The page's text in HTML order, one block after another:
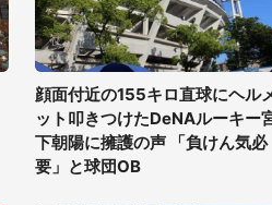
顔面付近の155キロ直球にヘル
ット叩きつけたDeNAルーキー
下朝陽に擁護の声 「負けん気必
要」と球団OB